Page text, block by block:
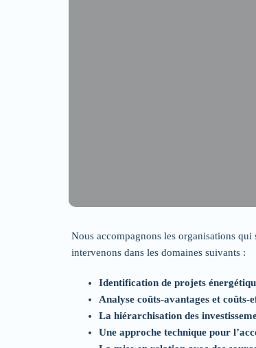
Nous accompagnons les organisations
intervenons dans les domaines suivants :
Identification de projets
Analyse coûts-avantages et coûts-
La hiérarchisation des
Une approche technique pour